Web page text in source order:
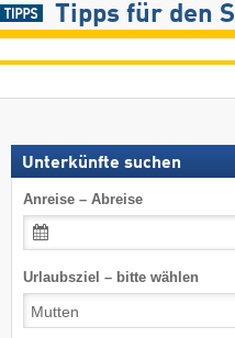
Tipps für den
Unterkünfte suchen
Anreise – Abreise
Urlaubsziel – bitte wählen